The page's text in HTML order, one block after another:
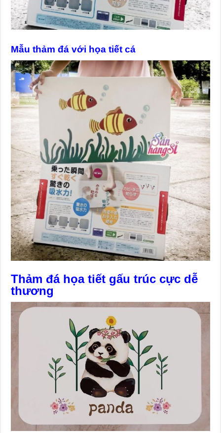
Mẫu thảm đá với họa tiết cá
Thảm đá họa tiết gấu trúc cực dễ
thương